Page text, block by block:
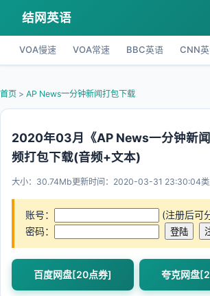
结网英语
VOA慢速 VOA常速 BBC英语 CNN
首页 > AP News一分钟新闻打包下载
2020年03月《AP News一分钟新
频打包下载(音频+文本)
大小：30.74Mb更新时间：2020-03-31 23:30:04
账号：
(注册后可
密码：
百度网盘[20点券] 夸克网盘